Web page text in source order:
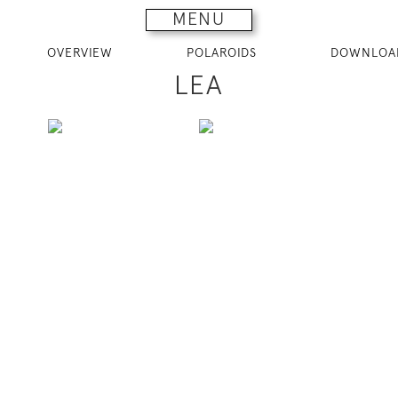
MENU
OVERVIEW POLAROIDS
LEA